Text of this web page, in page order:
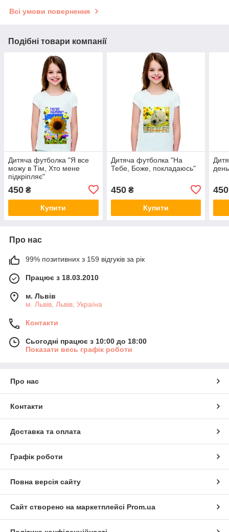
Всі умови повернення
Подібні товари компанії
Дитяча футболка "Я все
можу в Тім, Хто мене
підкріпляє"
450 ₴
Купити
Дитяча футболка "На
Тебе, Боже, покладаюсь"
450₴
Купити
450
Про нас
99% позитивних з 159 відгуків за рік
Працює з 18.03.2010
м. Львів
м. Львів, Львів, Україна
Контакти
Сьогодні працює з 10:00 до 18:00
Показати весь графік роботи
Про нас
Контакти
Доставка та оплата
Графік роботи
Повна версія сайту
Сайт створено на маркетплейсі Prom.ua